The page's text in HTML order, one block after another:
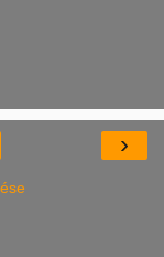
›